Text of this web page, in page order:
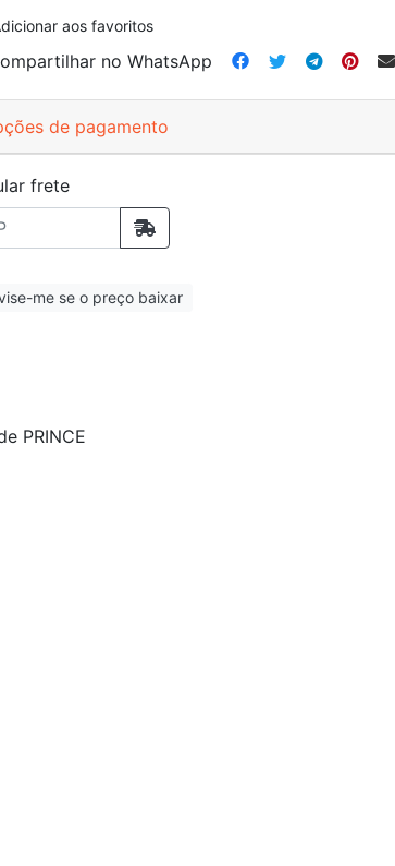
aos favoritos
no WhatsApp
de pagamento
frete
me se o preço baixar
PRINCE